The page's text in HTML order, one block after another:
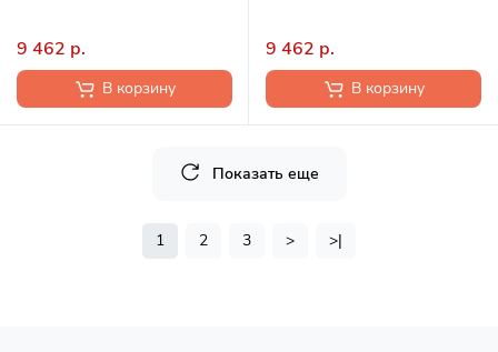
9 462 р.
В корзину
9 462 р.
В корзину
Показать еще
1 2 3 > >|